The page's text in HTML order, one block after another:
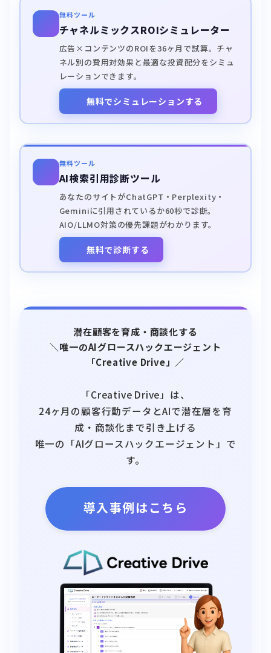
無料ツール
チャネルミックスROIシミュレーター
広告×コンテンツのROIを36ヶ月で試算。チャ
ネル別の費用対効果と最適な投資配分をシミュ
レーションできます。
無料でシミュレーションする
無料ツール
AI検索引用診断ツール
あなたのサイトがChatGPT・Perplexity・
Geminiに引用されているか60秒で診断。
AIO/LLMO対策の優先課題がわかります。
無料で診断する
潜在顧客を育成・商談化する
＼唯一のAIグロースハックエージェント
「Creative Drive」／
「Creative Drive」は、
24ヶ月の顧客行動データとAIで潜在層を育
成・商談化まで引き上げる
唯一の「AIグロースハックエージェント」で
す。
導入事例はこちら